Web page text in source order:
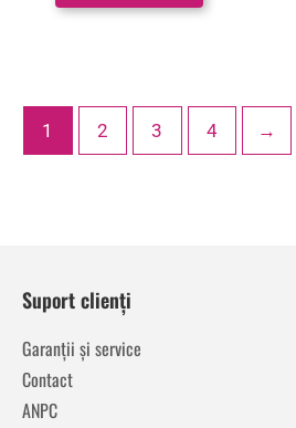
1 2 3 4 →
Suport clienți
Garanții și service
Contact
ANPC